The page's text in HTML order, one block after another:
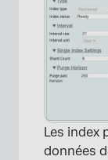
Les index
données